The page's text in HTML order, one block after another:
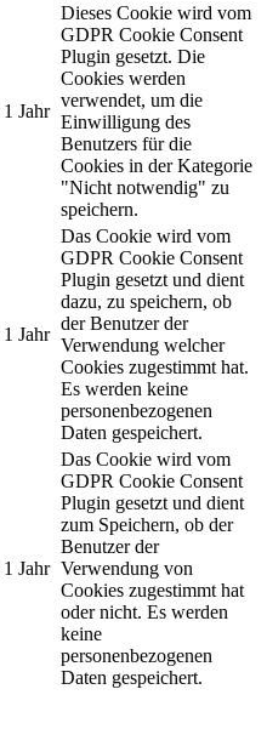
1 Jahr
Dieses Cookie wird vom
GDPR Cookie Consent
Plugin gesetzt. Die
Cookies werden
verwendet, um die
Einwilligung des
Benutzers für die
Cookies in der Kategorie
"Nicht notwendig" zu
speichern.
1 Jahr
Das Cookie wird vom
GDPR Cookie Consent
Plugin gesetzt und dient
dazu, zu speichern, ob
der Benutzer der
Verwendung welcher
Cookies zugestimmt hat.
Es werden keine
personenbezogenen
Daten gespeichert.
1 Jahr
Das Cookie wird vom
GDPR Cookie Consent
Plugin gesetzt und dient
zum Speichern, ob der
Benutzer der
Verwendung von
Cookies zugestimmt hat
oder nicht. Es werden
keine
personenbezogenen
Daten gespeichert.